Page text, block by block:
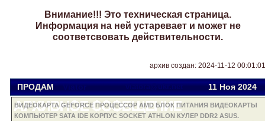
Внимание!!! Это техническая страница.
Информация на ней устаревает и может не
соответсвовать действительности.
архив создан: 2024-11-12 00:01:01
ПРОДАМ Viator viatora@ukr.net 11 Ноя2024
ВИДЕОКАРТА GEFORCE ПРОЦЕССОР AMD БЛОК ПИТАНИЯ ВИДЕОКАРТЫ
КОМПЬЮТЕР SATA IDE КОРПУС SOCKET ATHLON КУЛЕР DDR2 ASUS.